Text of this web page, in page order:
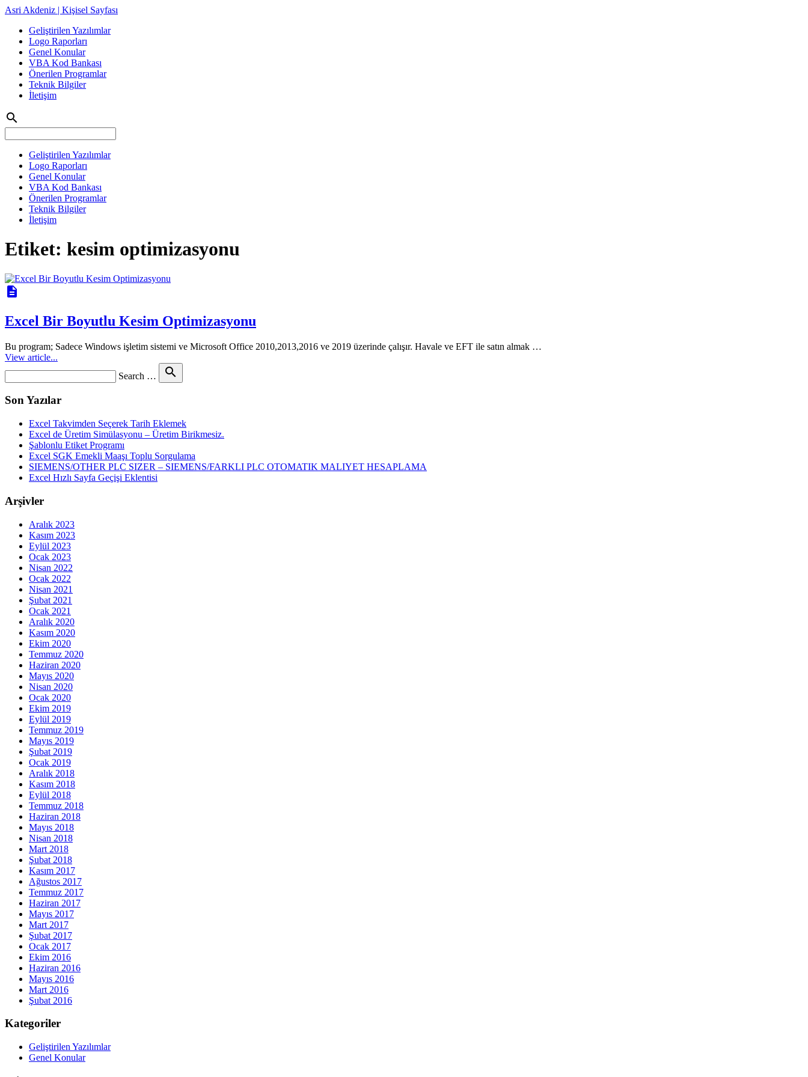
Asri Akdeniz | Kişisel Sayfası
Geliştirilen Yazılımlar
Logo Raporları
Genel Konular
VBA Kod Bankası
Önerilen Programlar
Teknik Bilgiler
İletişim
search
Geliştirilen Yazılımlar
Logo Raporları
Genel Konular
VBA Kod Bankası
Önerilen Programlar
Teknik Bilgiler
İletişim
Etiket: kesim optimizasyonu
description
Excel Bir Boyutlu Kesim Optimizasyonu
Bu program; Sadece Windows işletim sistemi ve Microsoft Office 2010,2013,2016 ve 2019 üzerinde çalışır. Havale ve EFT ile satın almak …
View article...
Search … search
Son Yazılar
Excel Takvimden Seçerek Tarih Eklemek
Excel de Üretim Simülasyonu – Üretim Birikmesiz.
Şablonlu Etiket Programı
Excel SGK Emekli Maaşı Toplu Sorgulama
SIEMENS/OTHER PLC SIZER – SIEMENS/FARKLI PLC OTOMATIK MALIYET HESAPLAMA
Excel Hızlı Sayfa Geçişi Eklentisi
Arşivler
Aralık 2023
Kasım 2023
Eylül 2023
Ocak 2023
Nisan 2022
Ocak 2022
Nisan 2021
Şubat 2021
Ocak 2021
Aralık 2020
Kasım 2020
Ekim 2020
Temmuz 2020
Haziran 2020
Mayıs 2020
Nisan 2020
Ocak 2020
Ekim 2019
Eylül 2019
Temmuz 2019
Mayıs 2019
Şubat 2019
Ocak 2019
Aralık 2018
Kasım 2018
Eylül 2018
Temmuz 2018
Haziran 2018
Mayıs 2018
Nisan 2018
Mart 2018
Şubat 2018
Kasım 2017
Ağustos 2017
Temmuz 2017
Haziran 2017
Mayıs 2017
Mart 2017
Şubat 2017
Ocak 2017
Ekim 2016
Haziran 2016
Mayıs 2016
Mart 2016
Şubat 2016
Kategoriler
Geliştirilen Yazılımlar
Genel Konular